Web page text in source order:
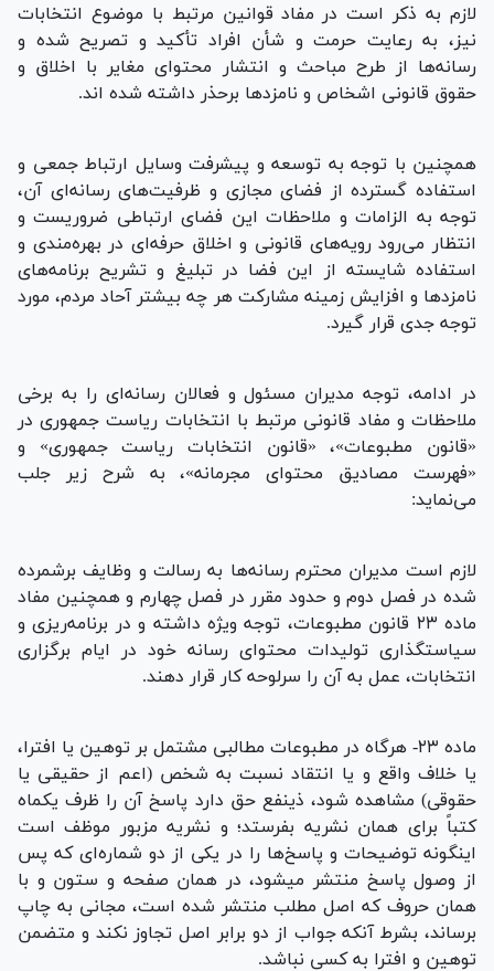
لازم به ذکر است در مفاد قوانین مرتبط با موضوع انتخابات
نیز، به رعایت حرمت و شأن افراد تأکید و تصریح شده و
رسانه‌ها از طرح مباحث و انتشار محتوای مغایر با اخلاق و
حقوق قانونی اشخاص و نامزد‌ها برحذر داشته شده اند.
همچنین با توجه به توسعه و پیشرفت وسایل ارتباط جمعی و
استفاده گسترده از فضای مجازی و ظرفیت‌های رسانه‌ای آن،
توجه به الزامات و ملاحظات این فضای ارتباطی ضروریست و
انتظار می‌رود رویه‌های قانونی و اخلاق حرفه‌ای در بهره‌مندی و
استفاده شایسته از این فضا در تبلیغ و تشریح برنامه‌های
نامزد‌ها و افزایش زمینه مشارکت هر چه بیشتر آحاد مردم، مورد
توجه جدی قرار گیرد.
در ادامه، توجه مدیران مسئول و فعالان رسانه‌ای را به برخی
ملاحظات و مفاد قانونی مرتبط با انتخابات ریاست جمهوری در
«قانون مطبوعات»، «قانون انتخابات ریاست جمهوری» و
«فهرست مصادیق محتوای مجرمانه»، به شرح زیر جلب
می‌نماید:
لازم است مدیران محترم رسانه‌ها به رسالت و وظایف برشمرده
شده در فصل دوم و حدود مقرر در فصل چهارم و همچنین مفاد
ماده ۲۳ قانون مطبوعات، توجه ویژه داشته و در برنامه‌ریزی و
سیاستگذاری تولیدات محتوای رسانه خود در ایام برگزاری
انتخابات، عمل به آن را سرلوحه کار قرار دهند.
ماده ۲۳- هرگاه در مطبوعات مطالبی مشتمل بر توهین یا افترا،
یا خلاف واقع و یا انتقاد نسبت به شخص (اعم از حقیقی یا
حقوقی) مشاهده شود، ذینفع حق دارد پاسخ آن را ظرف یکماه
کتباً برای‏ همان نشریه بفرستد؛ و نشریه مزبور موظف است
اینگونه توضیحات و پاسخ‌ها را در یکی از دو شماره‌ای که پس
از وصول پاسخ منتشر میشود، در همان صفحه و ستون و با
همان حروف که اصل مطلب منتشر شده است، مجانی به چاپ
برساند، بشرط آنکه جواب از دو برابر اصل تجاوز نکند و متضمن
توهین و افترا به کسی نباشد.